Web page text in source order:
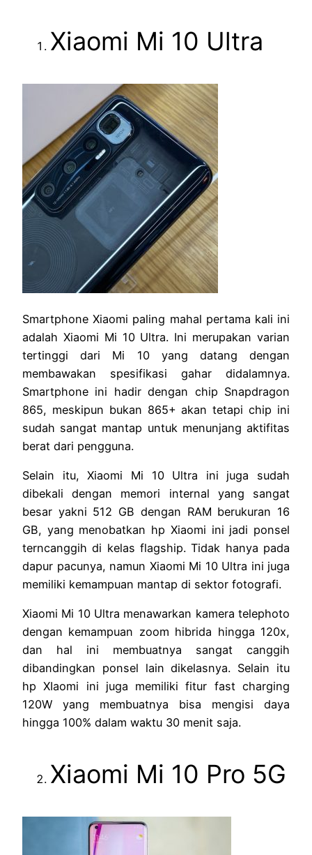
Xiaomi Mi 10 Ultra
Smartphone Xiaomi paling mahal pertama kali ini
adalah Xiaomi Mi 10 Ultra. Ini merupakan varian
tertinggi dari Mi 10 yang datang dengan
membawakan spesifikasi gahar didalamnya.
Smartphone ini hadir dengan chip Snapdragon
865, meskipun bukan 865+ akan tetapi chip ini
sudah sangat mantap untuk menunjang aktifitas
berat dari pengguna.
Selain itu, Xiaomi Mi 10 Ultra ini juga sudah
dibekali dengan memori internal yang sangat
besar yakni 512 GB dengan RAM berukuran 16
GB, yang menobatkan hp Xiaomi ini jadi ponsel
terncanggih di kelas flagship. Tidak hanya pada
dapur pacunya, namun Xiaomi Mi 10 Ultra ini juga
memiliki kemampuan mantap di sektor fotografi.
Xiaomi Mi 10 Ultra menawarkan kamera telephoto
dengan kemampuan zoom hibrida hingga 120x,
dan hal ini membuatnya sangat canggih
dibandingkan ponsel lain dikelasnya. Selain itu
hp XIaomi ini juga memiliki fitur fast charging
120W yang membuatnya bisa mengisi daya
hingga 100% dalam waktu 30 menit saja.
Xiaomi Mi 10 Pro 5G